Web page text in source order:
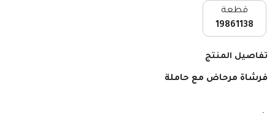
قطعة
19861138
تفاصيل المنتج
فرشاة مرحاض مع حاملة